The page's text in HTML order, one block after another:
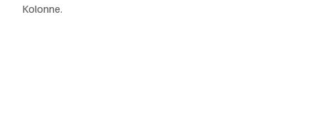
Kolonne.